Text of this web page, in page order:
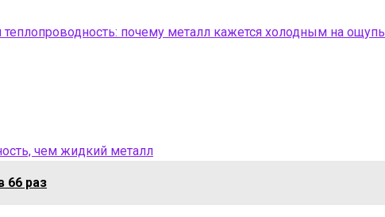
почему металл кажется холодным на ощупь
чем жидкий металл
66 раз